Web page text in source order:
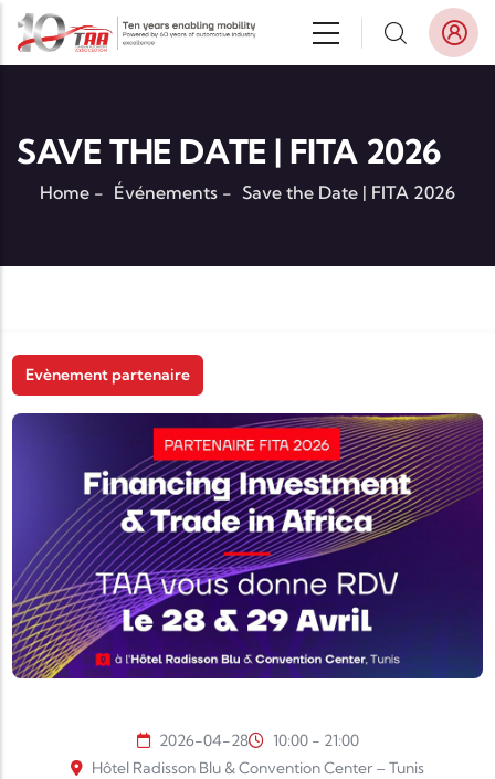
Aller au contenu principal
SAVE THE DATE | FITA 2026
Home - Événements - Save the Date | FITA 2026
Evènement partenaire
2026-04-28
10:00 - 21:00
Hôtel Radisson Blu & Convention Center – Tunis